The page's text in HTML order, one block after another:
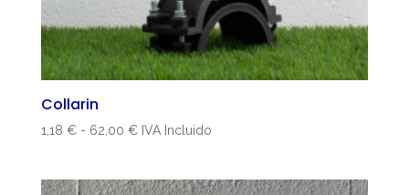
Collarin
1,18 € - 62,00 €Rango
IVA Incluido